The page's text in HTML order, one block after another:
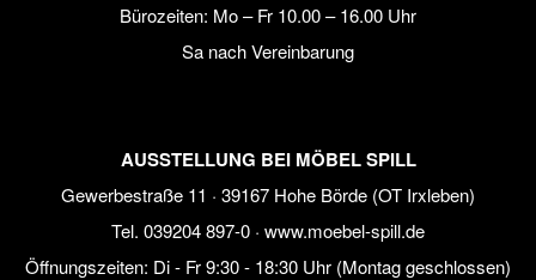
Bürozeiten: Mo – Fr 10.00 – 16.00 Uhr
Sa nach Vereinbarung
AUSSTELLUNG BEI MÖBEL SPILL
Gewerbestraße 11 · 39167 Hohe Börde (OT Irxleben)
Tel. 039204 897-0 · www.moebel-spill.de
Öffnungszeiten: Di - Fr 9:30 - 18:30 Uhr (Montag geschlossen)